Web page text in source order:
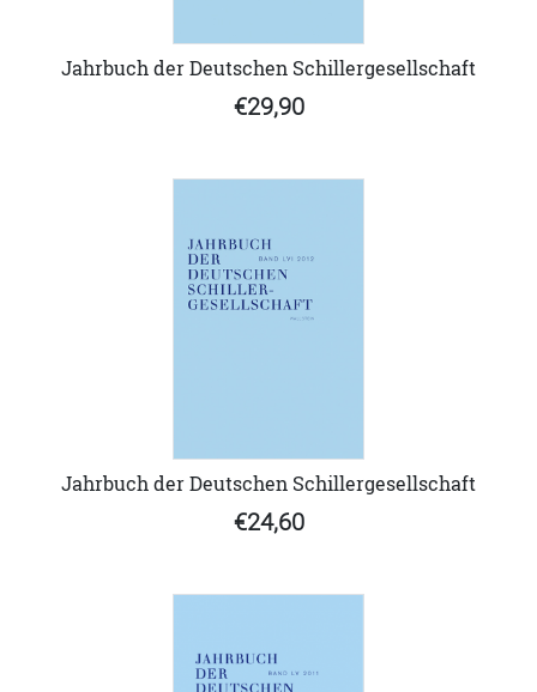
Jahrbuch der Deutschen Schillergesellschaft
€29,90
Jahrbuch der Deutschen Schillergesellschaft
€24,60